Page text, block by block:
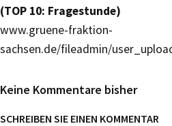
(TOP 10: Fragestunde)
www.gruene-fraktion-
sachsen.de/fileadmin/
Keine Kommentare bisher
SCHREIBEN SIE EINEN KOMMENTAR